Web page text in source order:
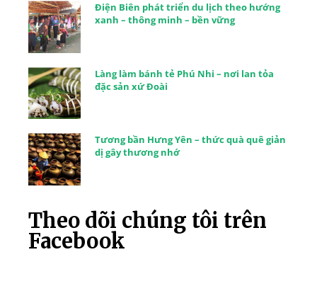
Điện Biên phát triển du lịch theo hướng
xanh – thông minh – bền vững
Làng làm bánh tẻ Phú Nhi – nơi lan tỏa
đặc sản xứ Đoài
Tương bần Hưng Yên – thức quà quê giản
dị gây thương nhớ
Theo dõi chúng tôi trên
Facebook